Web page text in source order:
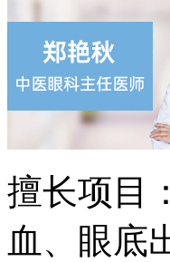
擅长项目：
血、眼底